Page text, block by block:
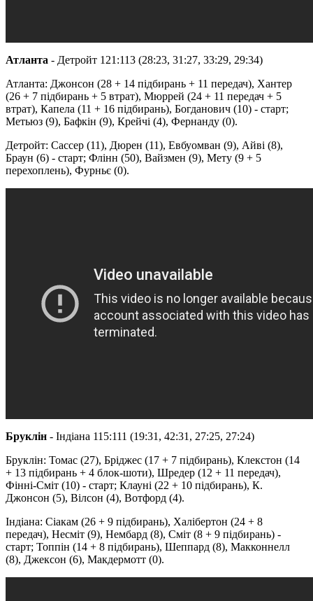
Атланта - Детройт 121:113 (28:23, 31:27, 33:29, 29:34)
Атланта: Джонсон (28 + 14 підбирань + 11 передач), Хантер
(26 + 7 підбирань + 5 втрат), Мюррей (24 + 11 передач + 5
втрат), Капела (11 + 16 підбирань), Богданович (10) - старт;
Метьюз (9), Бафкін (9), Крейчі (4), Фернанду (0).
Детройт: Сассер (11), Дюрен (11), Евбуомван (9), Айві (8),
Браун (6) - старт; Флінн (50), Вайзмен (9), Мету (9 + 5
перехоплень), Фурньє (0).
Бруклін - Індіана 115:111 (19:31, 42:31, 27:25, 27:24)
Бруклін: Томас (27), Бріджес (17 + 7 підбирань), Клекстон (14
+ 13 підбирань + 4 блок-шоти), Шредер (12 + 11 передач),
Фінні-Сміт (10) - старт; Клауні (22 + 10 підбирань), К.
Джонсон (5), Вілсон (4), Вотфорд (4).
Індіана: Сіакам (26 + 9 підбирань), Халібертон (24 + 8
передач), Несміт (9), Нембард (8), Сміт (8 + 9 підбирань) -
старт; Топпін (14 + 8 підбирань), Шеппард (8), Макконнелл
(8), Джексон (6), Макдермотт (0).